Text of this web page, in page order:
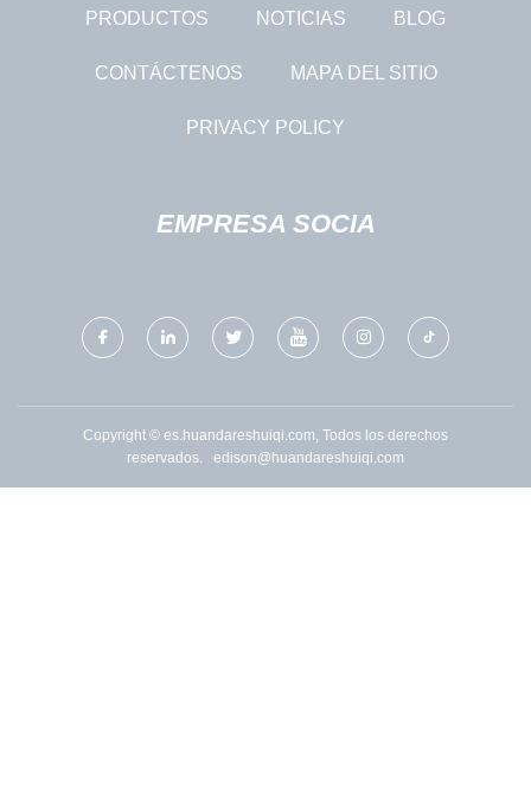
PRODUCTOS NOTICIAS BLOG
CONTÁCTENOS MAPA DEL SITIO
PRIVACY POLICY
EMPRESA SOCIA
Copyright © es.huandareshuiqi.com, Todos los derechos
reservados. edison@huandareshuiqi.com